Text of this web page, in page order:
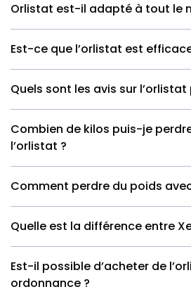
Orlistat est-il adapté à tout le
Est-ce que l’orlistat est
Quels sont les avis sur
Combien de kilos puis-je
l’orlistat ?
Comment perdre du poids
Quelle est la différence entre
Est-il possible d’acheter de
ordonnance ?